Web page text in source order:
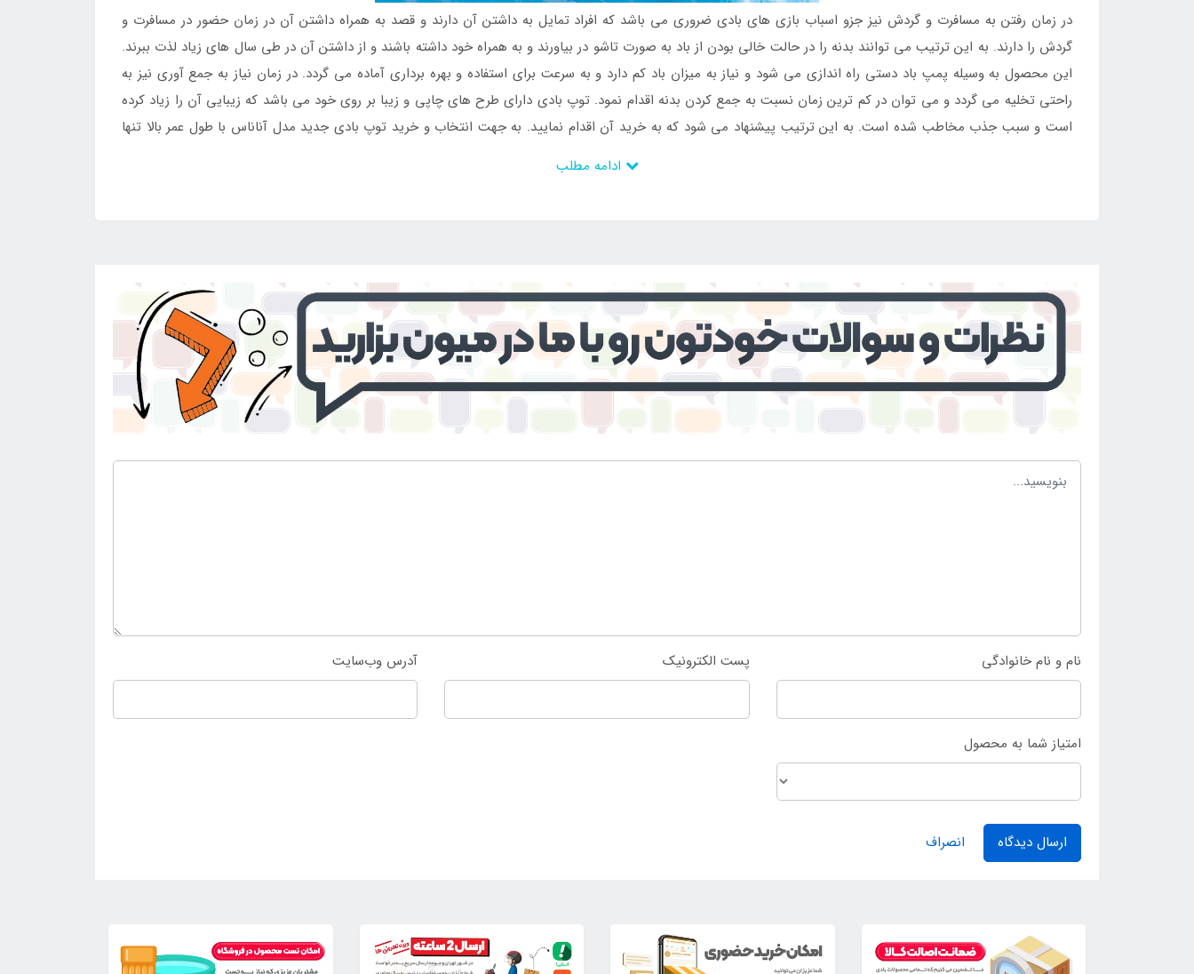
در زمان رفتن به مسافرت و گردش نیز جزو اسباب بازی های بادی ضروری می باشد که افراد تمایل به داشتن آن دارند و قصد به همراه داشتن آن در زمان حضور در مسافرت و
گردش را دارند. به این ترتیب می توانند بدنه را در حالت خالی بودن از باد به صورت تاشو در بیاورند و به همراه خود داشته باشند و از داشتن آن در طی سال های زیاد لذت ببرند.
این محصول به وسیله پمپ باد دستی راه اندازی می شود و نیاز به میزان باد کم دارد و به سرعت برای استفاده و بهره برداری آماده می گردد. در زمان نیاز به جمع آوری نیز به
راحتی تخلیه می گردد و می توان در کم ترین زمان نسبت به جمع کردن بدنه اقدام نمود. توپ بادی دارای طرح های چاپی و زیبا بر روی خود می باشد که زیبایی آن را زیاد کرده
است و سبب جذب مخاطب شده است. به این ترتیب پیشنهاد می شود که به خرید آن اقدام نمایید. به جهت انتخاب و خرید توپ بادی جدید مدل آناناس با طول عمر بالا تنها
نام و نام خانوادگی پست الکترونیک آدرس وب‌سایت
امتیاز شما به محصول
ارسال دیدگاه انصراف